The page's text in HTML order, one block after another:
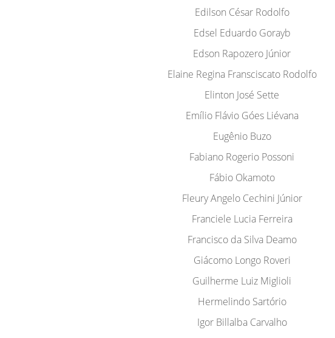
Edilson César Rodolfo
Edsel Eduardo Gorayb
Edson Rapozero Júnior
Elaine Regina Fransciscato Rodolfo
Elinton José Sette
Emílio Flávio Góes Liévana
Eugênio Buzo
Fabiano Rogerio Possoni
Fábio Okamoto
Fleury Angelo Cechini Júnior
Franciele Lucia Ferreira
Francisco da Silva Deamo
Giácomo Longo Roveri
Guilherme Luiz Miglioli
Hermelindo Sartório
Igor Billalba Carvalho